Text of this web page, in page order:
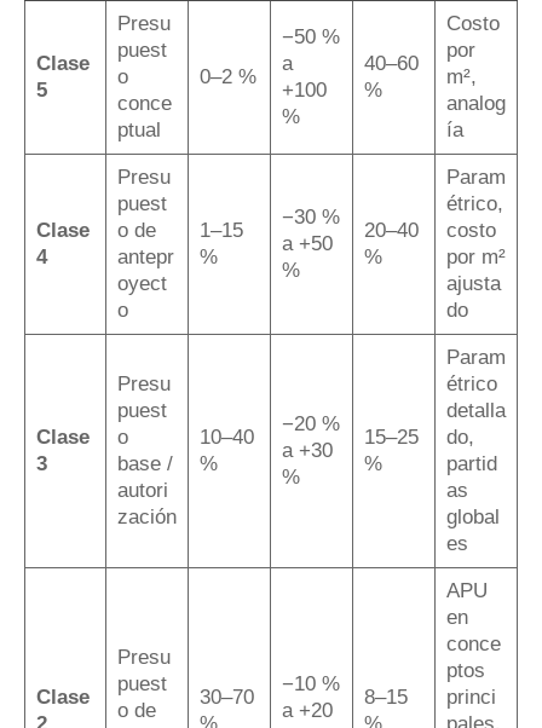
Clase
5
Presu
puest
o
conce
ptual
0–2 %
−50 %
a
+100
%
40–60
%
Costo
por
m²,
analog
ía
Clase
4
Presu
puest
o de
antepr
oyect
o
1–15
%
−30 %
a +50
%
20–40
%
Param
étrico,
costo
por m²
ajusta
do
Clase
3
Presu
puest
o
base /
autori
zación
10–40
%
−20 %
a +30
%
15–25
%
Param
étrico
detalla
do,
partid
as
global
es
Clase
Presu
puest
o de
30–70
−10 %
a +20
8–15
APU
en
conce
ptos
princi